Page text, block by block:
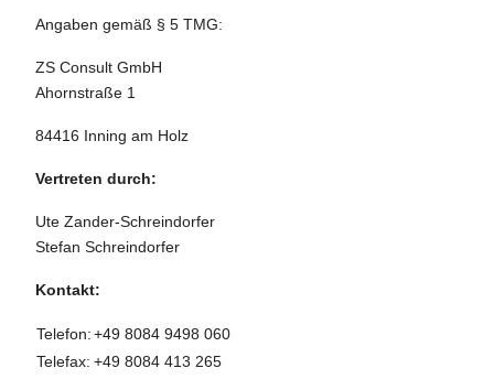
Angaben gemäß § 5 TMG:
ZS Consult GmbH
Ahornstraße 1
84416 Inning am Holz
Vertreten durch:
Ute Zander-Schreindorfer
Stefan Schreindorfer
Kontakt:
Telefon: +49 8084 9498 060
Telefax: +49 8084 413 265